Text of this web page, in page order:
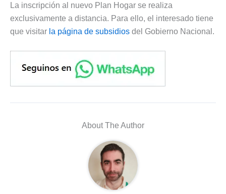
La inscripción al nuevo Plan Hogar se realiza
exclusivamente a distancia. Para ello, el interesado tiene
que visitar la página de subsidios del Gobierno Nacional.
About The Author